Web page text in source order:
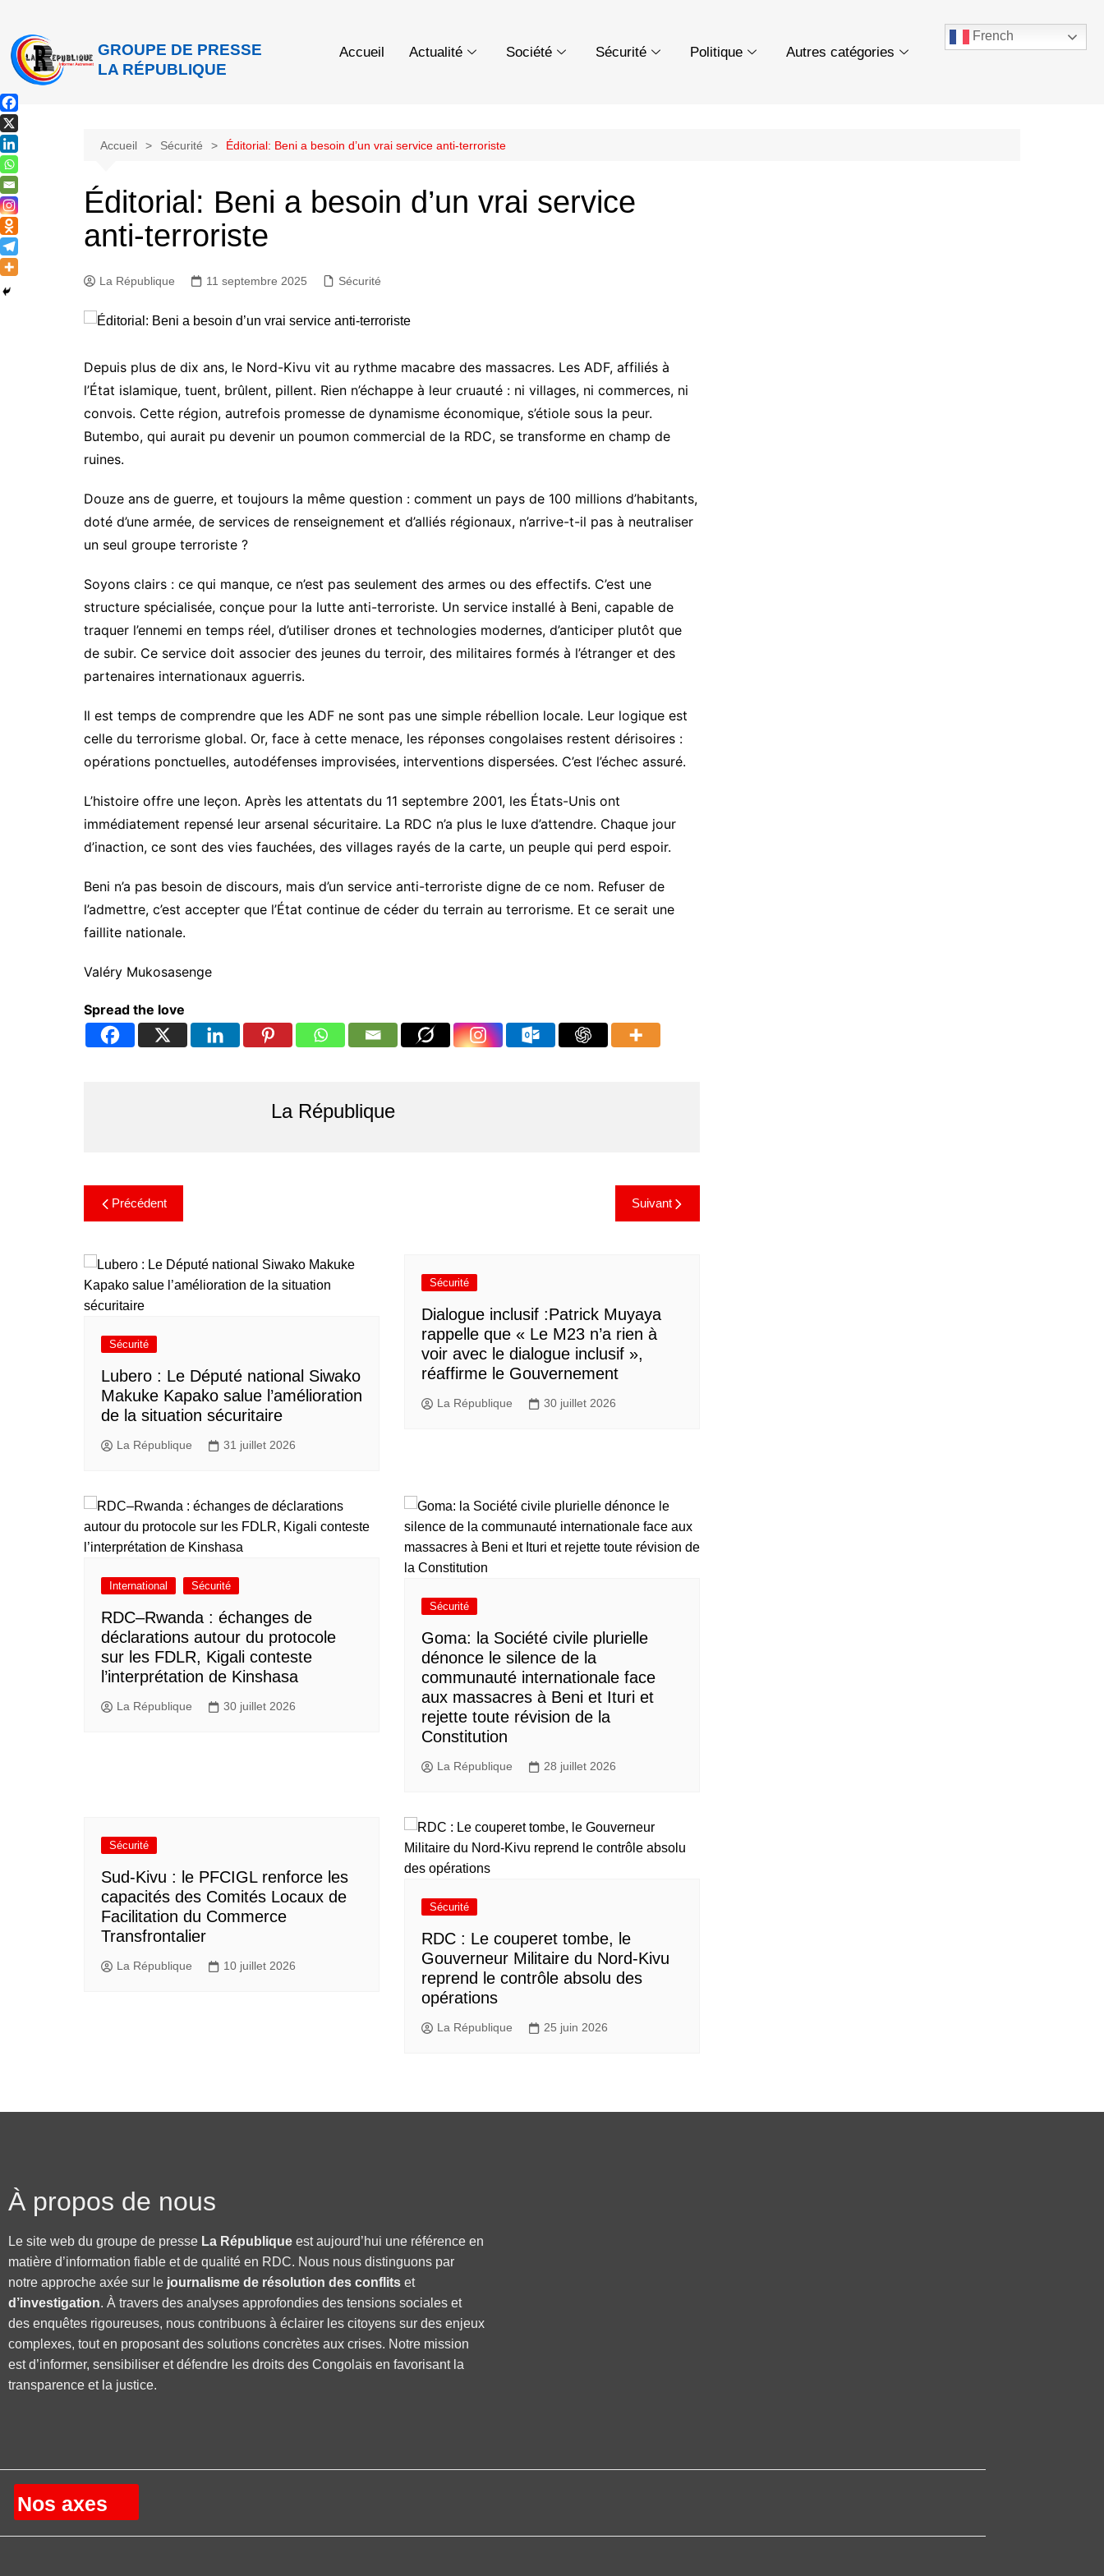
GROUPE DE PRESSE
LA RÉPUBLIQUE
Accueil Actualité Société Sécurité Politique Autres catégories
French
Accueil Sécurité Éditorial: Beni a besoin d’un vrai service anti-terroriste
Éditorial: Beni a besoin d’un vrai service
anti-terroriste
La République 11 septembre 2025 Sécurité
Depuis plus de dix ans, le Nord-Kivu vit au rythme macabre des massacres. Les ADF, affiliés à
l’État islamique, tuent, brûlent, pillent. Rien n’échappe à leur cruauté : ni villages, ni commerces, ni
convois. Cette région, autrefois promesse de dynamisme économique, s’étiole sous la peur.
Butembo, qui aurait pu devenir un poumon commercial de la RDC, se transforme en champ de
ruines.
Douze ans de guerre, et toujours la même question : comment un pays de 100 millions d’habitants,
doté d’une armée, de services de renseignement et d’alliés régionaux, n’arrive-t-il pas à neutraliser
un seul groupe terroriste ?
Soyons clairs : ce qui manque, ce n’est pas seulement des armes ou des effectifs. C’est une
structure spécialisée, conçue pour la lutte anti-terroriste. Un service installé à Beni, capable de
traquer l’ennemi en temps réel, d’utiliser drones et technologies modernes, d’anticiper plutôt que
de subir. Ce service doit associer des jeunes du terroir, des militaires formés à l’étranger et des
partenaires internationaux aguerris.
Il est temps de comprendre que les ADF ne sont pas une simple rébellion locale. Leur logique est
celle du terrorisme global. Or, face à cette menace, les réponses congolaises restent dérisoires :
opérations ponctuelles, autodéfenses improvisées, interventions dispersées. C’est l’échec assuré.
L’histoire offre une leçon. Après les attentats du 11 septembre 2001, les États-Unis ont
immédiatement repensé leur arsenal sécuritaire. La RDC n’a plus le luxe d’attendre. Chaque jour
d’inaction, ce sont des vies fauchées, des villages rayés de la carte, un peuple qui perd espoir.
Beni n’a pas besoin de discours, mais d’un service anti-terroriste digne de ce nom. Refuser de
l’admettre, c’est accepter que l’État continue de céder du terrain au terrorisme. Et ce serait une
faillite nationale.
Valéry Mukosasenge
Spread the love
La République
Précédent Suivant
Sécurité
Lubero : Le Député national Siwako
Makuke Kapako salue l’amélioration
de la situation sécuritaire
La République 31 juillet 2026
Sécurité
Dialogue inclusif :Patrick Muyaya
rappelle que « Le M23 n’a rien à
voir avec le dialogue inclusif »,
réaffirme le Gouvernement
La République 30 juillet 2026
International Sécurité
RDC–Rwanda : échanges de
déclarations autour du protocole
sur les FDLR, Kigali conteste
l’interprétation de Kinshasa
La République 30 juillet 2026
Sécurité
Goma: la Société civile plurielle
dénonce le silence de la
communauté internationale face
aux massacres à Beni et Ituri et
rejette toute révision de la
Constitution
La République 28 juillet 2026
Sécurité
Sud-Kivu : le PFCIGL renforce les
capacités des Comités Locaux de
Facilitation du Commerce
Transfrontalier
La République 10 juillet 2026
Sécurité
RDC : Le couperet tombe, le
Gouverneur Militaire du Nord-Kivu
reprend le contrôle absolu des
opérations
La République 25 juin 2026
À propos de nous
Le site web du groupe de presse La République est aujourd’hui une référence en
matière d’information fiable et de qualité en RDC. Nous nous distinguons par
notre approche axée sur le journalisme de résolution des conflits et
d’investigation. À travers des analyses approfondies des tensions sociales et
des enquêtes rigoureuses, nous contribuons à éclairer les citoyens sur des enjeux
complexes, tout en proposant des solutions concrètes aux crises. Notre mission
est d’informer, sensibiliser et défendre les droits des Congolais en favorisant la
transparence et la justice.
Nos axes